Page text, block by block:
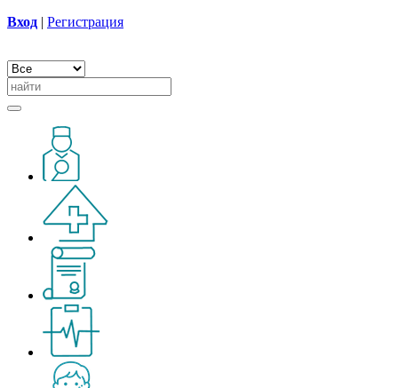
Вход | Регистрация